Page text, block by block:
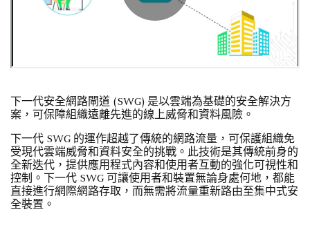
下一代安全網路閘道 (SWG) 是以雲端為基礎的安全解決方
案，可保障組織遠離先進的線上威脅和資料風險。
下一代 SWG 的運作超越了傳統的網路流量，可保護組織免
受現代雲端威脅和資料安全的挑戰。此技術是其傳統前身的
全新迭代，提供應用程式內容和使用者互動的強化可視性和
控制。下一代 SWG 可讓使用者和裝置無論身處何地，都能
直接進行網際網路存取，而無需將流量重新路由至集中式安
全裝置。